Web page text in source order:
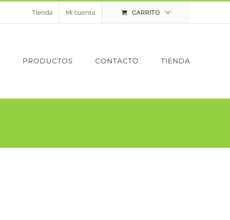
Tienda Mi cuenta CARRITO
PRODUCTOS CONTACTO TIENDA